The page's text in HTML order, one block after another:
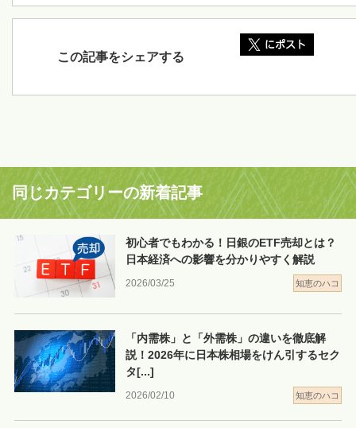
この記事をシェアする
同じカテゴリーの新着記事
2026/03/25 知恵のハコ
初心者でもわかる！日銀のETF売却とは？
日本経済への影響を分かりやすく解説
2026/02/10 知恵のハコ
「内需株」と「外需株」の違いを徹底解
説！2026年に日本株相場をけん引するセク
タ[...]